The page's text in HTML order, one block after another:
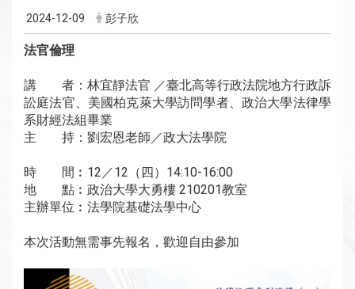
2024-12-09 彭子欣
法官倫理
講 者：林宜靜法官 ／臺北高等行政法院地方行政訴
訟庭法官、美國柏克萊大學訪問學者、政治大學法律學
系財經法組畢業
主 持：劉宏恩老師／政大法學院
時 間︰12／12（四）14:10-16:00
地 點︰政治大學大勇樓 210201教室
主辦單位︰法學院基礎法學中心
本次活動無需事先報名，歡迎自由參加